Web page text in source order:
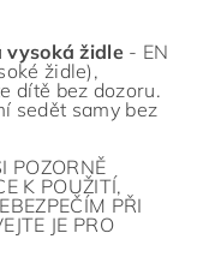
vysoká židle - EN
židle),
dítě bez dozoru.
sedět samy bez
POZORNĚ
K POUŽITÍ,
PŘI
JE PRO